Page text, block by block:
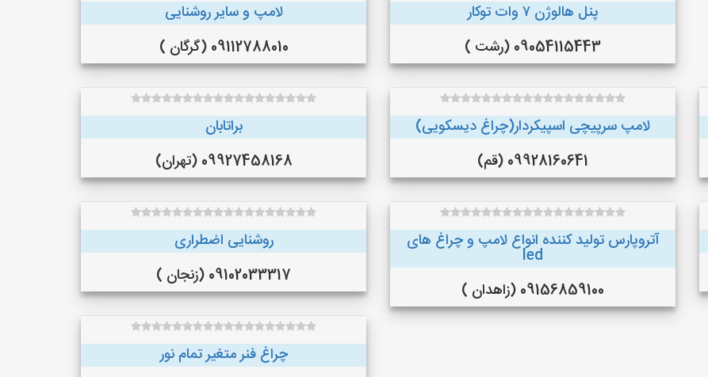
پنل هالوژن ۷ وات توکار
09054115443 (رشت )
لامپ و سایر روشنایی
09112788010 (گرگان )
لامپ سرپیچی اسپیکردار(چراغ دیسکویی)
09928160641 (قم)
براتابان
09927458168 (تهران)
آتروپارس تولید کننده انواع لامپ و چراغ های
led
09156859100 (زاهدان )
روشنایی اضطراری
09102033317 (زنجان )
چراغ فنر متغیر تمام نور